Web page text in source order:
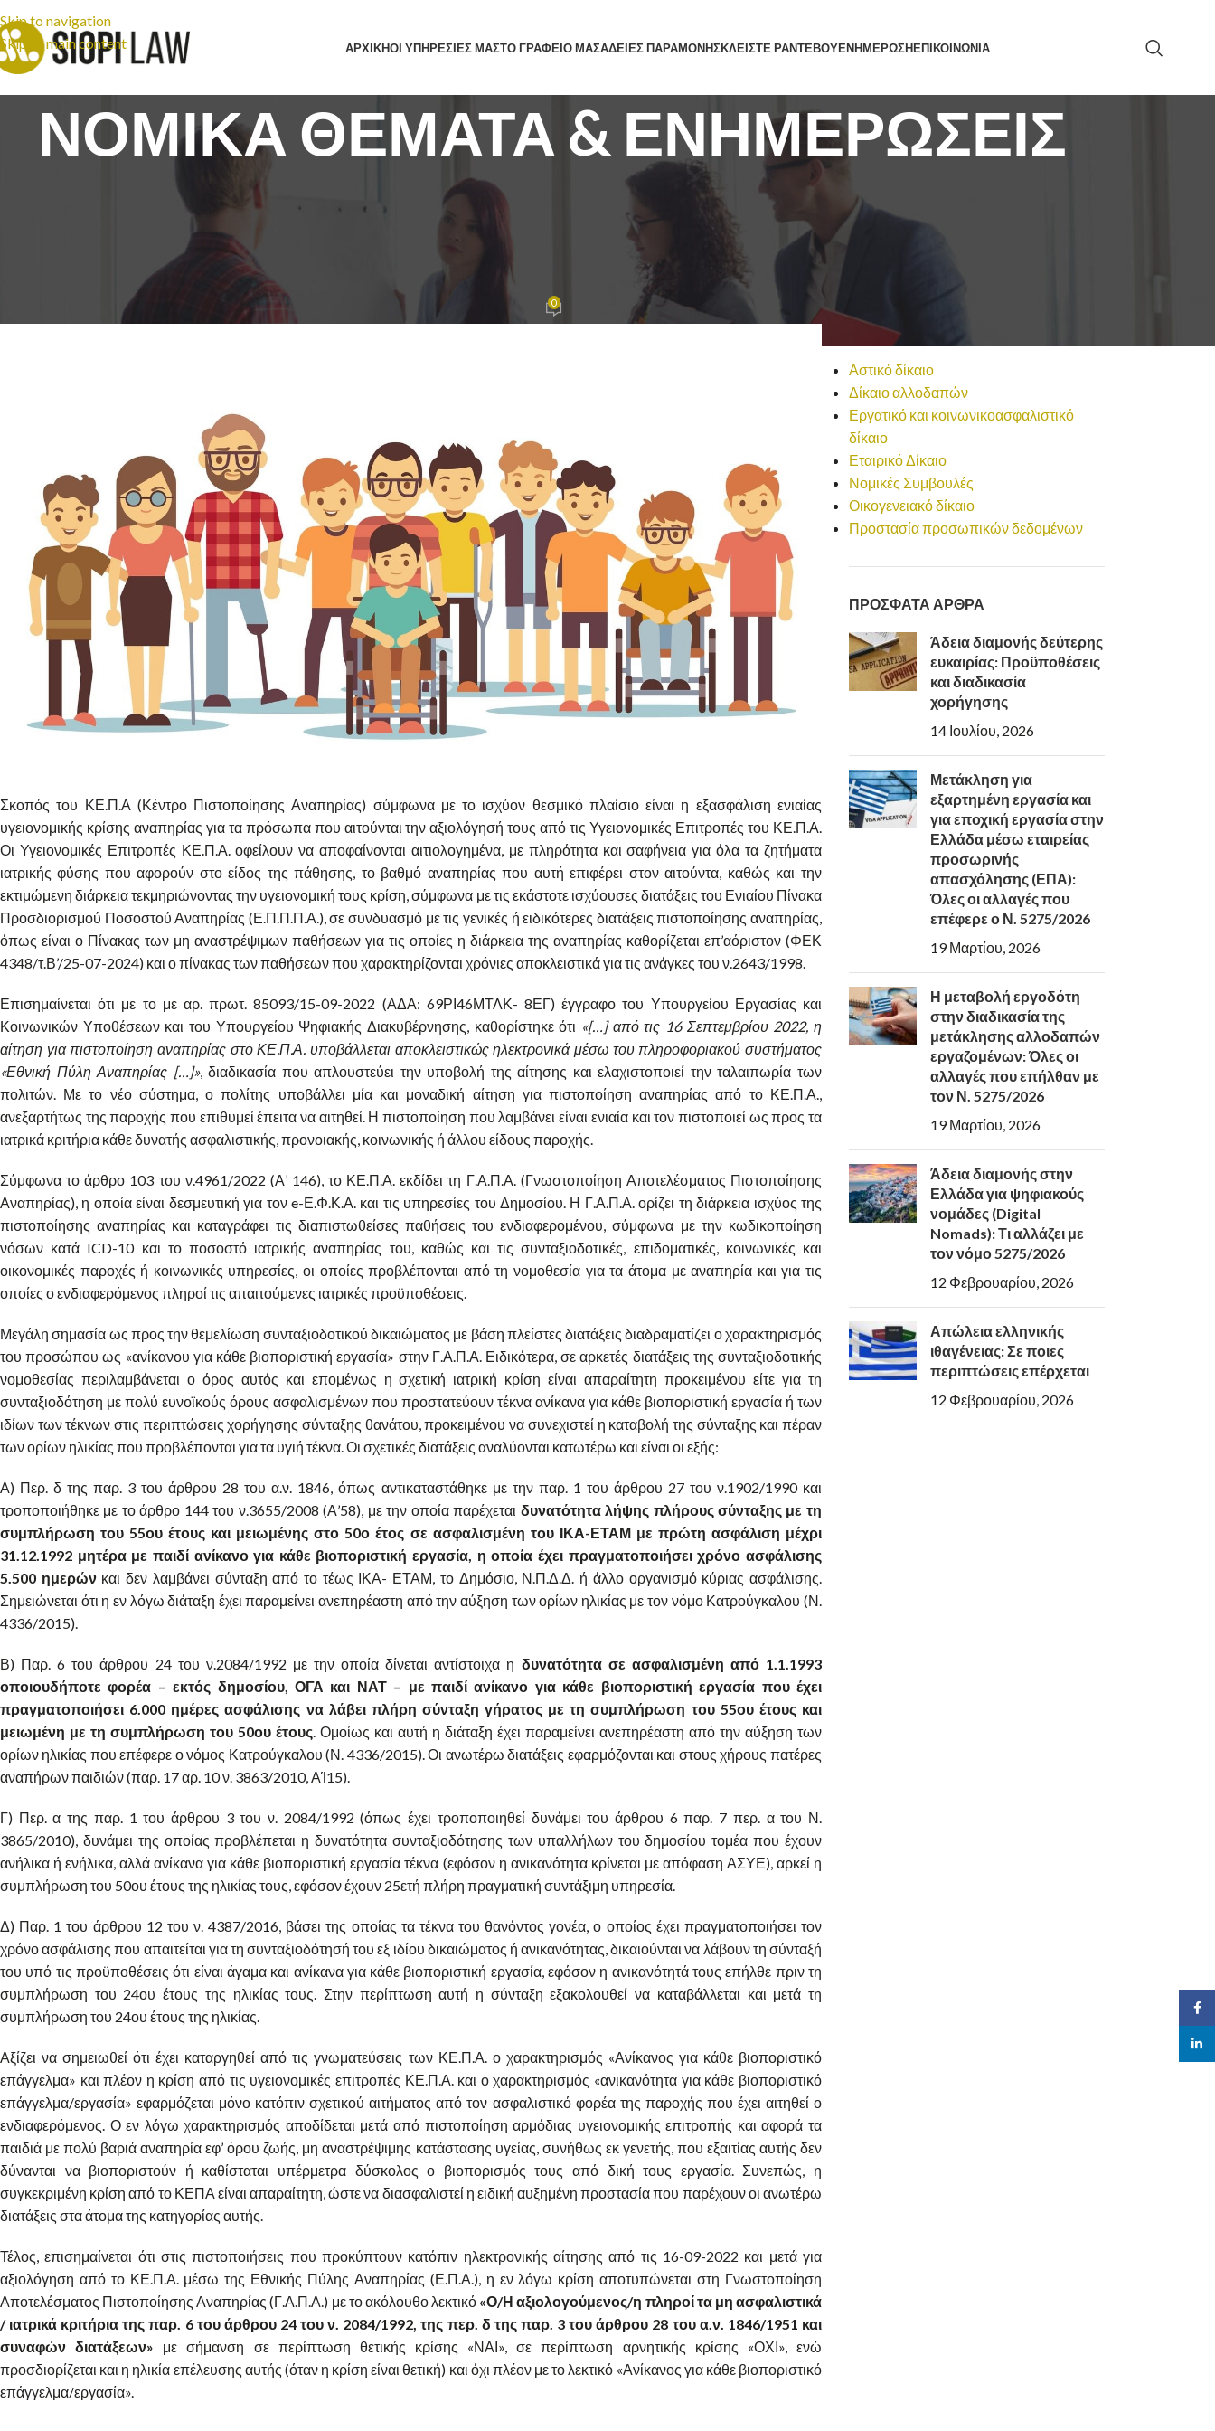
Skip to navigation
Skip to main content
ΑΡΧΙΚΗΟΙ ΥΠΗΡΕΣΙΕΣ ΜΑΣΤΟ ΓΡΑΦΕΙΟ ΜΑΣΑΔΕΙΕΣ ΠΑΡΑΜΟΝΗΣΚΛΕΙΣΤΕ ΡΑΝΤΕΒΟΥΕΝΗΜΕΡΩΣΗΕΠΙΚΟΙΝΩΝΙΑ
ΝΟΜΙΚΑ ΘΕΜΑΤΑ & ΕΝΗΜΕΡΩΣΕΙΣ
ΕΡΓΑΤΙΚΌ ΚΑΙ ΚΟΙΝΩΝΙΚΟΑΣΦΑΛΙΣΤΙΚΌ ΔΊΚΑΙΟ,ΝΟΜΙΚΈΣ ΣΥΜΒΟΥΛΈΣ
Η «ανικανότητα για κάθε βιοποριστική εργασία» κατά την
πιστοποίηση αναπηρίας από τα ΚΕΠΑ: Η επιρροή της στην
θεμελίωση συνταξιοδοτικού δικαιώματος
Posted by On 12 Σεπτεμβρίου, 2025 0
Σκοπός του ΚΕ.Π.Α (Κέντρο Πιστοποίησης Αναπηρίας) σύμφωνα με το ισχύον θεσμικό πλαίσιο είναι η εξασφάλιση ενιαίας
υγειονομικής κρίσης αναπηρίας για τα πρόσωπα που αιτούνται την αξιολόγησή τους από τις Υγειονομικές Επιτροπές του ΚΕ.Π.Α.
Οι Υγειονομικές Επιτροπές ΚΕ.Π.Α. οφείλουν να αποφαίνονται αιτιολογημένα, με πληρότητα και σαφήνεια για όλα τα ζητήματα
ιατρικής φύσης που αφορούν στο είδος της πάθησης, το βαθμό αναπηρίας που αυτή επιφέρει στον αιτούντα, καθώς και την
εκτιμώμενη διάρκεια τεκμηριώνοντας την υγειονομική τους κρίση, σύμφωνα με τις εκάστοτε ισχύουσες διατάξεις του Ενιαίου Πίνακα
Προσδιορισμού Ποσοστού Αναπηρίας (Ε.Π.Π.Π.Α.), σε συνδυασμό με τις γενικές ή ειδικότερες διατάξεις πιστοποίησης αναπηρίας,
όπως είναι ο Πίνακας των μη αναστρέψιμων παθήσεων για τις οποίες η διάρκεια της αναπηρίας καθορίζεται επ’αόριστον (ΦΕΚ
4348/τ.Β’/25-07-2024) και ο πίνακας των παθήσεων που χαρακτηρίζονται χρόνιες αποκλειστικά για τις ανάγκες του ν.2643/1998.
Επισημαίνεται ότι με το με αρ. πρωτ. 85093/15-09-2022 (ΑΔΑ: 69ΡΙ46ΜΤΛΚ- 8ΕΓ) έγγραφο του Υπουργείου Εργασίας και
Κοινωνικών Υποθέσεων και του Υπουργείου Ψηφιακής Διακυβέρνησης, καθορίστηκε ότι «[…] από τις 16 Σεπτεμβρίου 2022, η
αίτηση για πιστοποίηση αναπηρίας στο ΚΕ.Π.Α. υποβάλλεται αποκλειστικώς ηλεκτρονικά μέσω του πληροφοριακού συστήματος
«Εθνική Πύλη Αναπηρίας […]», διαδικασία που απλουστεύει την υποβολή της αίτησης και ελαχιστοποιεί την ταλαιπωρία των
πολιτών. Με το νέο σύστημα, ο πολίτης υποβάλλει μία και μοναδική αίτηση για πιστοποίηση αναπηρίας από το ΚΕ.Π.Α.,
ανεξαρτήτως της παροχής που επιθυμεί έπειτα να αιτηθεί. Η πιστοποίηση που λαμβάνει είναι ενιαία και τον πιστοποιεί ως προς τα
ιατρικά κριτήρια κάθε δυνατής ασφαλιστικής, προνοιακής, κοινωνικής ή άλλου είδους παροχής.
Σύμφωνα το άρθρο 103 του ν.4961/2022 (Α’ 146), το ΚΕ.Π.Α. εκδίδει τη Γ.Α.Π.Α. (Γνωστοποίηση Αποτελέσματος Πιστοποίησης
Αναπηρίας), η οποία είναι δεσμευτική για τον e-Ε.Φ.Κ.Α. και τις υπηρεσίες του Δημοσίου. Η Γ.Α.Π.Α. ορίζει τη διάρκεια ισχύος της
πιστοποίησης αναπηρίας και καταγράφει τις διαπιστωθείσες παθήσεις του ενδιαφερομένου, σύμφωνα με την κωδικοποίηση
νόσων κατά ICD-10 και το ποσοστό ιατρικής αναπηρίας του, καθώς και τις συνταξιοδοτικές, επιδοματικές, κοινωνικές και
οικονομικές παροχές ή κοινωνικές υπηρεσίες, οι οποίες προβλέπονται από τη νομοθεσία για τα άτομα με αναπηρία και για τις
οποίες ο ενδιαφερόμενος πληροί τις απαιτούμενες ιατρικές προϋποθέσεις.
Μεγάλη σημασία ως προς την θεμελίωση συνταξιοδοτικού δικαιώματος με βάση πλείστες διατάξεις διαδραματίζει ο χαρακτηρισμός
του προσώπου ως «ανίκανου για κάθε βιοποριστική εργασία» στην Γ.Α.Π.Α. Ειδικότερα, σε αρκετές διατάξεις της συνταξιοδοτικής
νομοθεσίας περιλαμβάνεται ο όρος αυτός και επομένως η σχετική ιατρική κρίση είναι απαραίτητη προκειμένου είτε για τη
συνταξιοδότηση με πολύ ευνοϊκούς όρους ασφαλισμένων που προστατεύουν τέκνα ανίκανα για κάθε βιοποριστική εργασία ή των
ιδίων των τέκνων στις περιπτώσεις χορήγησης σύνταξης θανάτου, προκειμένου να συνεχιστεί η καταβολή της σύνταξης και πέραν
των ορίων ηλικίας που προβλέπονται για τα υγιή τέκνα. Οι σχετικές διατάξεις αναλύονται κατωτέρω και είναι οι εξής:
Α) Περ. δ της παρ. 3 του άρθρου 28 του α.ν. 1846, όπως αντικαταστάθηκε με την παρ. 1 του άρθρου 27 του ν.1902/1990 και
τροποποιήθηκε με το άρθρο 144 του ν.3655/2008 (Α’58), με την οποία παρέχεται δυνατότητα λήψης πλήρους σύνταξης με τη
συμπλήρωση του 55ου έτους και μειωμένης στο 50ο έτος σε ασφαλισμένη του ΙΚΑ-ΕΤΑΜ με πρώτη ασφάλιση μέχρι
31.12.1992 μητέρα με παιδί ανίκανο για κάθε βιοποριστική εργασία, η οποία έχει πραγματοποιήσει χρόνο ασφάλισης
5.500 ημερώνκαι δεν λαμβάνει σύνταξη από το τέως ΙΚΑ- ΕΤΑΜ, το Δημόσιο, Ν.Π.Δ.Δ. ή άλλο οργανισμό κύριας ασφάλισης.
Σημειώνεται ότι η εν λόγω διάταξη έχει παραμείνει ανεπηρέαστη από την αύξηση των ορίων ηλικίας με τον νόμο Κατρούγκαλου (Ν.
4336/2015).
Β) Παρ. 6 του άρθρου 24 του ν.2084/1992 με την οποία δίνεται αντίστοιχα η δυνατότητα σε ασφαλισμένη από 1.1.1993
οποιουδήποτε φορέα – εκτός δημοσίου, ΟΓΑ και ΝΑΤ – με παιδί ανίκανο για κάθε βιοποριστική εργασία που έχει
πραγματοποιήσει 6.000 ημέρες ασφάλισης να λάβει πλήρη σύνταξη γήρατος με τη συμπλήρωση του 55ου έτους και
μειωμένη με τη συμπλήρωση του 50ου έτους. Ομοίως και αυτή η διάταξη έχει παραμείνει ανεπηρέαστη από την αύξηση των
ορίων ηλικίας που επέφερε ο νόμος Κατρούγκαλου (Ν. 4336/2015). Οι ανωτέρω διατάξεις εφαρμόζονται και στους χήρους πατέρες
αναπήρων παιδιών (παρ. 17 αρ. 10 ν. 3863/2010, ΑΊ15).
Γ) Περ. α της παρ. 1 του άρθρου 3 του ν. 2084/1992 (όπως έχει τροποποιηθεί δυνάμει του άρθρου 6 παρ. 7 περ. α του Ν.
3865/2010), δυνάμει της οποίας προβλέπεται η δυνατότητα συνταξιοδότησης των υπαλλήλων του δημοσίου τομέα που έχουν
ανήλικα ή ενήλικα, αλλά ανίκανα για κάθε βιοποριστική εργασία τέκνα (εφόσον η ανικανότητα κρίνεται με απόφαση ΑΣΥΕ), αρκεί η
συμπλήρωση του 50ου έτους της ηλικίας τους, εφόσον έχουν 25ετή πλήρη πραγματική συντάξιμη υπηρεσία.
Δ) Παρ. 1 του άρθρου 12 του ν. 4387/2016, βάσει της οποίας τα τέκνα του θανόντος γονέα, ο οποίος έχει πραγματοποιήσει τον
χρόνο ασφάλισης που απαιτείται για τη συνταξιοδότησή του εξ ιδίου δικαιώματος ή ανικανότητας, δικαιούνται να λάβουν τη σύνταξή
του υπό τις προϋποθέσεις ότι είναι άγαμα και ανίκανα για κάθε βιοποριστική εργασία, εφόσον η ανικανότητά τους επήλθε πριν τη
συμπλήρωση του 24ου έτους της ηλικίας τους. Στην περίπτωση αυτή η σύνταξη εξακολουθεί να καταβάλλεται και μετά τη
συμπλήρωση του 24ου έτους της ηλικίας.
Αξίζει να σημειωθεί ότι έχει καταργηθεί από τις γνωματεύσεις των ΚΕ.Π.Α. ο χαρακτηρισμός «Ανίκανος για κάθε βιοποριστικό
επάγγελμα» και πλέον η κρίση από τις υγειονομικές επιτροπές ΚΕ.Π.Α. και ο χαρακτηρισμός «ανικανότητα για κάθε βιοποριστικό
επάγγελμα/εργασία» εφαρμόζεται μόνο κατόπιν σχετικού αιτήματος από τον ασφαλιστικό φορέα της παροχής που έχει αιτηθεί ο
ενδιαφερόμενος. Ο εν λόγω χαρακτηρισμός αποδίδεται μετά από πιστοποίηση αρμόδιας υγειονομικής επιτροπής και αφορά τα
παιδιά με πολύ βαριά αναπηρία εφ’ όρου ζωής, μη αναστρέψιμης κατάστασης υγείας, συνήθως εκ γενετής, που εξαιτίας αυτής δεν
δύνανται να βιοποριστούν ή καθίσταται υπέρμετρα δύσκολος ο βιοπορισμός τους από δική τους εργασία. Συνεπώς, η
συγκεκριμένη κρίση από το ΚΕΠΑ είναι απαραίτητη, ώστε να διασφαλιστεί η ειδική αυξημένη προστασία που παρέχουν οι ανωτέρω
διατάξεις στα άτομα της κατηγορίας αυτής.
Τέλος, επισημαίνεται ότι στις πιστοποιήσεις που προκύπτουν κατόπιν ηλεκτρονικής αίτησης από τις 16-09-2022 και μετά για
αξιολόγηση από το ΚΕ.Π.Α. μέσω της Εθνικής Πύλης Αναπηρίας (Ε.Π.Α.), η εν λόγω κρίση αποτυπώνεται στη Γνωστοποίηση
Αποτελέσματος Πιστοποίησης Αναπηρίας (Γ.Α.Π.Α.) με το ακόλουθο λεκτικό «Ο/Η αξιολογούμενος/η πληροί τα μη ασφαλιστικά
/ ιατρικά κριτήρια της παρ. 6 του άρθρου 24 του ν. 2084/1992, της περ. δ της παρ. 3 του άρθρου 28 του α.ν. 1846/1951 και
συναφών διατάξεων» με σήμανση σε περίπτωση θετικής κρίσης «ΝΑΙ», σε περίπτωση αρνητικής κρίσης «ΟΧΙ», ενώ
προσδιορίζεται και η ηλικία επέλευσης αυτής (όταν η κρίση είναι θετική) και όχι πλέον με το λεκτικό «Ανίκανος για κάθε βιοποριστικό
επάγγελμα/εργασία».
ΚΑΤΗΓΟΡΙΕΣ
Αστικό δίκαιο
Δίκαιο αλλοδαπών
Εργατικό και κοινωνικοασφαλιστικό
δίκαιο
Εταιρικό Δίκαιο
Νομικές Συμβουλές
Οικογενειακό δίκαιο
Προστασία προσωπικών δεδομένων
ΠΡΟΣΦΑΤΑ ΑΡΘΡΑ
Άδεια διαμονής δεύτερης
ευκαιρίας: Προϋποθέσεις
και διαδικασία
χορήγησης
14 Ιουλίου, 2026
Μετάκληση για
εξαρτημένη εργασία και
για εποχική εργασία στην
Ελλάδα μέσω εταιρείας
προσωρινής
απασχόλησης (ΕΠΑ):
Όλες οι αλλαγές που
επέφερε ο Ν. 5275/2026
19 Μαρτίου, 2026
Η μεταβολή εργοδότη
στην διαδικασία της
μετάκλησης αλλοδαπών
εργαζομένων: Όλες οι
αλλαγές που επήλθαν με
τον Ν. 5275/2026
19 Μαρτίου, 2026
Άδεια διαμονής στην
Ελλάδα για ψηφιακούς
νομάδες (Digital
Nomads): Τι αλλάζει με
τον νόμο 5275/2026
12 Φεβρουαρίου, 2026
Απώλεια ελληνικής
ιθαγένειας: Σε ποιες
περιπτώσεις επέρχεται
12 Φεβρουαρίου, 2026